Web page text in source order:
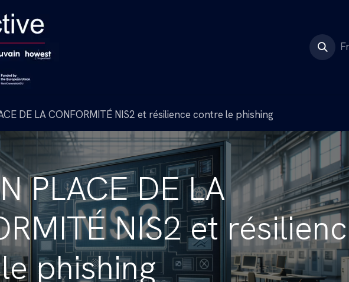
DE LA CONFORMITÉ NIS2 et résilience contre le phishing
PLACE DE LA
NIS2 et
phishing